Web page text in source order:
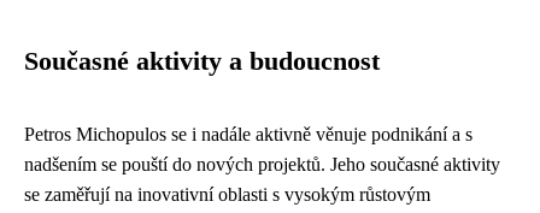
Současné aktivity a budoucnost
Petros Michopulos se i nadále aktivně věnuje podnikání a s
nadšením se pouští do nových projektů. Jeho současné aktivity
se zaměřují na inovativní oblasti s vysokým růstovým